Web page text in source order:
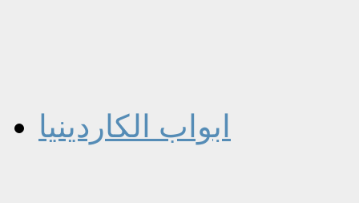
ابواب الكاردينيا